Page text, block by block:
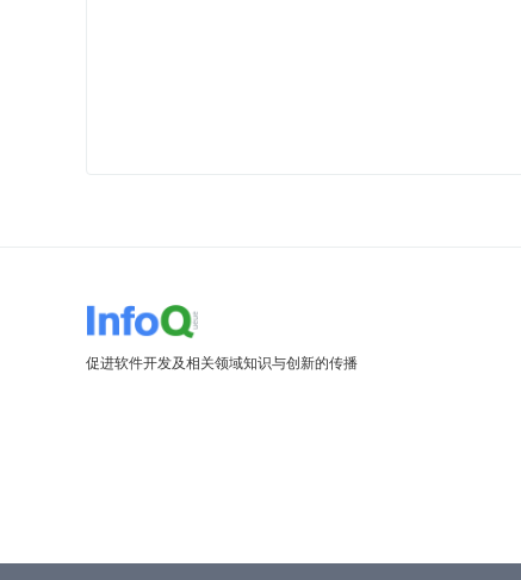
促进软件开发及相关领域知识与创新的传播